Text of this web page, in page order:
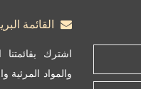
القائمة
اشترك
والمواد المرئية